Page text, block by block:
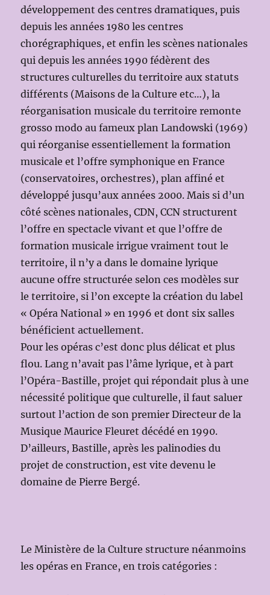
développement des centres dramatiques, puis
depuis les années 1980 les centres
chorégraphiques, et enfin les scènes nationales
qui depuis les années 1990 fédèrent des
structures culturelles du territoire aux statuts
différents (Maisons de la Culture etc…), la
réorganisation musicale du territoire remonte
grosso modo au fameux plan Landowski (1969)
qui réorganise essentiellement la formation
musicale et l’offre symphonique en France
(conservatoires, orchestres), plan affiné et
développé jusqu’aux années 2000. Mais si d’un
côté scènes nationales, CDN, CCN structurent
l’offre en spectacle vivant et que l’offre de
formation musicale irrigue vraiment tout le
territoire, il n’y a dans le domaine lyrique
aucune offre structurée selon ces modèles sur
le territoire, si l’on excepte la création du label
« Opéra National » en 1996 et dont six salles
bénéficient actuellement.
Pour les opéras c’est donc plus délicat et plus
flou. Lang n’avait pas l’âme lyrique, et à part
l’Opéra-Bastille, projet qui répondait plus à une
nécessité politique que culturelle, il faut saluer
surtout l’action de son premier Directeur de la
Musique Maurice Fleuret décédé en 1990.
D’ailleurs, Bastille, après les palinodies du
projet de construction, est vite devenu le
domaine de Pierre Bergé.
Le Ministère de la Culture structure néanmoins
les opéras en France, en trois catégories :